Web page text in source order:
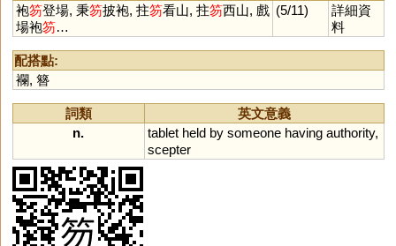
袍笏登場, 秉笏披袍, 拄笏看山, 拄笏西山, 戲
場袍笏…
(5/11)
詳細資
料
配搭點:
襴, 簪
詞類
英文意義
n.
tablet held by someone having authority,
scepter